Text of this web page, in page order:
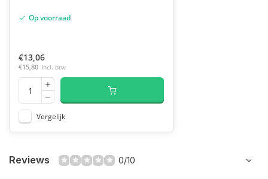
Op voorraad
€13,06
€15,80 Incl. btw
Vergelijk
Reviews 0/10